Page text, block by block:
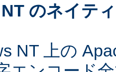
のネイテ
NT 上の